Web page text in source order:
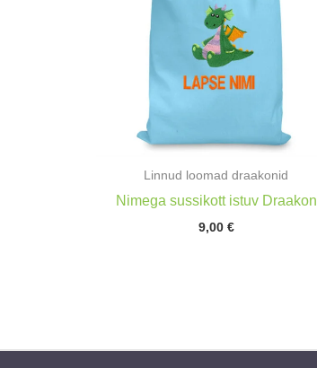
Linnud loomad draakonid
Nimega sussikott istuv Draakon
9,00 €